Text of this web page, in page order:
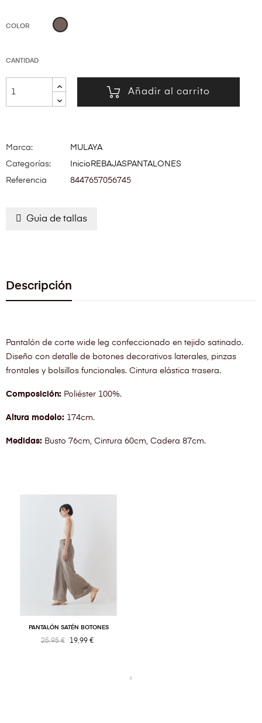
COLOR FANGO
CANTIDAD
Añadir al carrito
Marca:
MULAYA
Categorías:
Inicio REBAJAS PANTALONES
Referencia
8447657056745
Guia de tallas
Descripción
Pantalón de corte wide leg confeccionado en tejido satinado.
Diseño con detalle de botones decorativos laterales, pinzas
frontales y bolsillos funcionales. Cintura elástica trasera.
Composición: Poliéster 100%.
Altura modelo: 174cm.
Medidas: Busto 76cm, Cintura 60cm, Cadera 87cm.
PANTALÓN SATÉN BOTONES
25,95 € 19,99 €